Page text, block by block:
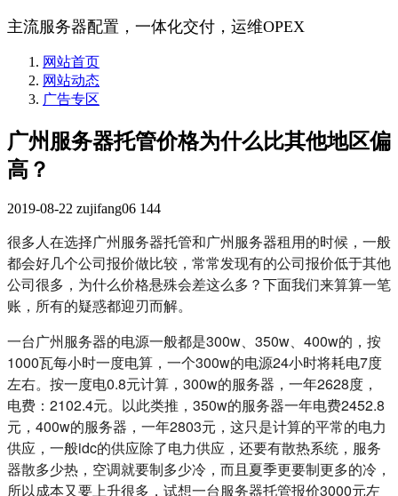
主流服务器配置，一体化交付，运维OPEX
网站首页
网站动态
广告专区
广州服务器托管价格为什么比其他地区偏
高？
2019-08-22 zujifang06 144
很多人在选择广州服务器托管和广州服务器租用的时候，一般
都会好几个公司报价做比较，常常发现有的公司报价低于其他
公司很多，为什么价格悬殊会差这么多？下面我们来算算一笔
账，所有的疑惑都迎刃而解。
一台广州服务器的电源一般都是300w、350w、400w的，按
1000瓦每小时一度电算，一个300w的电源24小时将耗电7度
左右。按一度电0.8元计算，300w的服务器，一年2628度，
电费：2102.4元。以此类推，350w的服务器一年电费2452.8
元，400w的服务器，一年2803元，这只是计算的平常的电力
供应，一般idc的供应除了电力供应，还要有散热系统，服务
器散多少热，空调就要制多少冷，而且夏季更要制更多的冷，
所以成本又要上升很多，试想一台服务器托管报价3000元左